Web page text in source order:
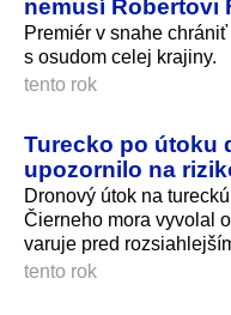
nemusí Robertovi
Premiér v snahe
s osudom celej krajiny.
tento rok
Turecko po útoku
upozornilo na
Dronový útok na
Čierneho mora vyvolal
varuje pred
tento rok